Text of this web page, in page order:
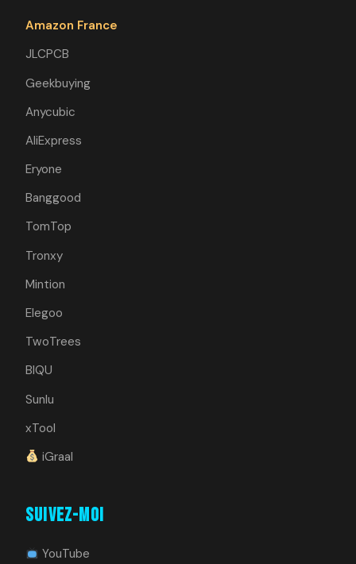
Amazon France
JLCPCB
Geekbuying
Anycubic
AliExpress
Eryone
Banggood
TomTop
Tronxy
Mintion
Elegoo
TwoTrees
BIQU
Sunlu
xTool
iGraal
Suivez-moi
YouTube